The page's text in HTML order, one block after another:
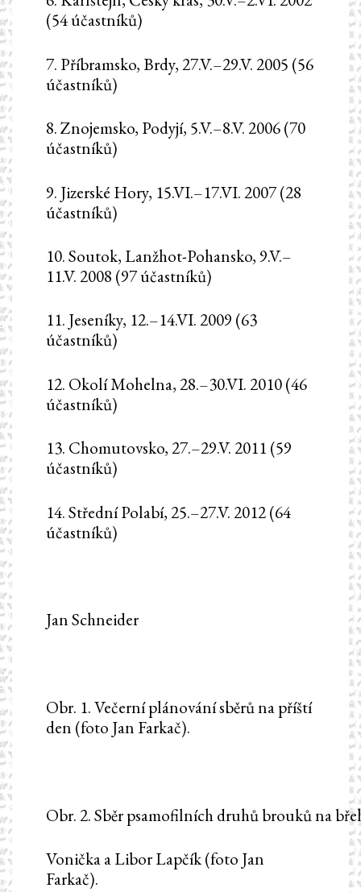
(54 účastníků)
7. Příbramsko, Brdy, 27.V.–29.V. 2005 (56
účastníků)
8. Znojemsko, Podyjí, 5.V.–8.V. 2006 (70
účastníků)
9. Jizerské Hory, 15.VI.–17.VI. 2007 (28
účastníků)
10. Soutok, Lanžhot-Pohansko, 9.V.–
11.V. 2008 (97 účastníků)
11. Jeseníky, 12.–14.VI. 2009 (63
účastníků)
12. Okolí Mohelna, 28.–30.VI. 2010 (46
účastníků)
13. Chomutovsko, 27.–29.V. 2011 (59
účastníků)
14. Střední Polabí, 25.–27.V. 2012 (64
účastníků)
Jan Schneider
Obr. 1. Večerní plánování sběrů na příští
den (foto Jan Farkač).
Obr. 2. Sběr psamofilních druhů brouků na
Vonička a Libor Lapčík (foto Jan
Farkač).